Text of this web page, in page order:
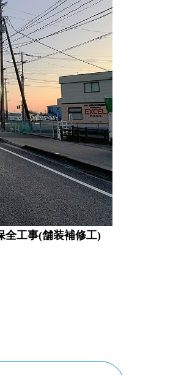
全工事(舗装補修工)